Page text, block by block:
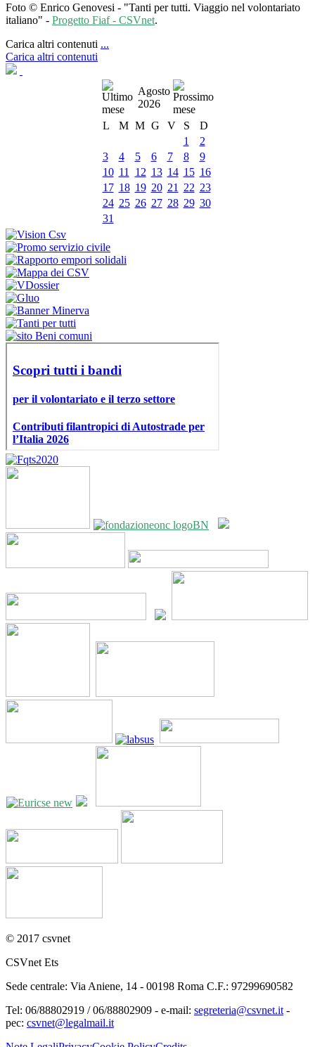
Foto © Enrico Genovesi - "Tanti per tutti. Viaggio nel volontariato
italiano" - Progetto Fiaf - CSVnet.
Carica altri contenuti ...
Carica altri contenuti
Agosto
2026
L
M M G V S
D
1
2
3
4 5 6 7 8
9
10 11 12 13 14 15 16
17 18 19 20 21 22 23
24 25 26 27 28 29 30
31
© 2017 csvnet
CSVnet Ets
Sede centrale: Via Aniene, 14 - 00198 Roma C.F.: 97299690582
Tel: 06/88802919 / 06/88802909 - e-mail: segreteria@csvnet.it -
pec: csvnet@legalmail.it